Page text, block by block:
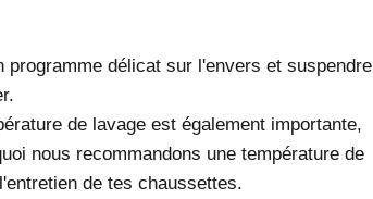
programme délicat sur l'envers et suspendre
de lavage est également importante,
nous recommandons une température de
de tes chaussettes.